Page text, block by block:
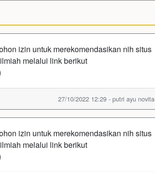
izin untuk merekomendasikan nih situs
melalui link berikut
27/10/2022 12:29 - putri ayu novita
izin untuk merekomendasikan nih situs
melalui link berikut